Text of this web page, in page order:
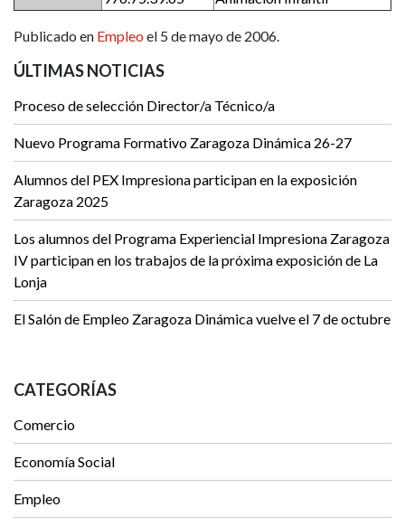
Publicado en Empleo el 5 de mayo de 2006.
ÚLTIMAS NOTICIAS
Proceso de selección Director/a Técnico/a
Nuevo Programa Formativo Zaragoza Dinámica 26-27
Alumnos del PEX Impresiona participan en la exposición
Zaragoza 2025
Los alumnos del Programa Experiencial Impresiona Zaragoza
IV participan en los trabajos de la próxima exposición de La
Lonja
El Salón de Empleo Zaragoza Dinámica vuelve el 7 de octubre
CATEGORÍAS
Comercio
Economía Social
Empleo